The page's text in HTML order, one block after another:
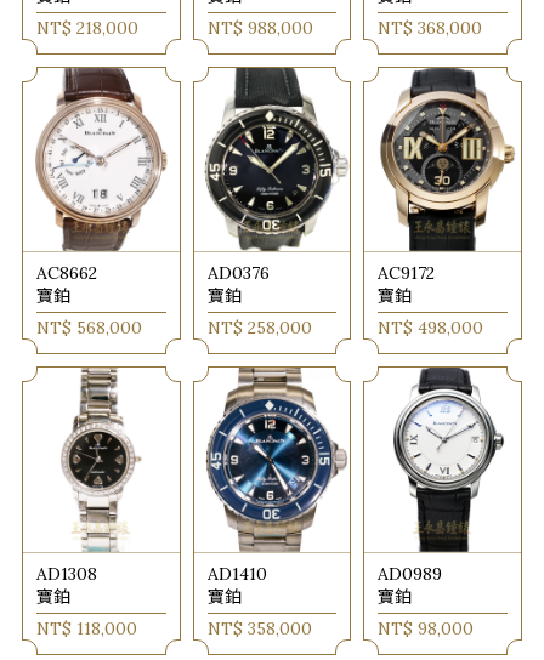
NT$ 218,000
NT$ 988,000
NT$ 368,000
AC8662
寶鉑
NT$ 568,000
AD0376
寶鉑
NT$ 258,000
AC9172
寶鉑
NT$ 498,000
AD1308
寶鉑
NT$ 118,000
AD1410
寶鉑
NT$ 358,000
AD0989
寶鉑
NT$ 98,000